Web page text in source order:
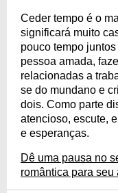
Ceder tempo é o
significará muito
pouco tempo
pessoa amada,
relacionadas a
se do mundano e
dois. Como parte
atencioso, escute,
e esperanças.
Dê uma pausa no
romântica para seu